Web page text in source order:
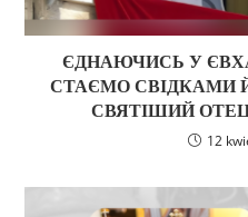
ЄДНАЮЧИСЬ У
СТАЄМО СВІДКАМИ
СВЯТІШИЙ
12